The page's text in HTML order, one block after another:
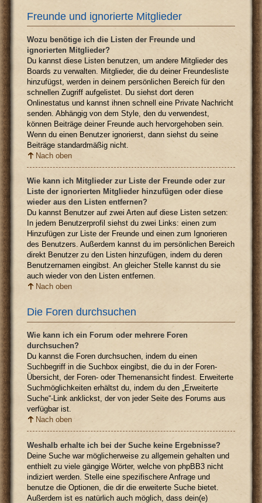
Freunde und ignorierte Mitglieder
Wozu benötige ich die Listen der Freunde und
ignorierten Mitglieder?
Du kannst diese Listen benutzen, um andere Mitglieder des
Boards zu verwalten. Mitglieder, die du deiner Freundesliste
hinzufügst, werden in deinem persönlichen Bereich für den
schnellen Zugriff aufgelistet. Du siehst dort deren
Onlinestatus und kannst ihnen schnell eine Private Nachricht
senden. Abhängig von dem Style, den du verwendest,
können Beiträge deiner Freunde auch hervorgehoben sein.
Wenn du einen Benutzer ignorierst, dann siehst du seine
Beiträge standardmäßig nicht.
Nach oben
Wie kann ich Mitglieder zur Liste der Freunde oder zur
Liste der ignorierten Mitglieder hinzufügen oder diese
wieder aus den Listen entfernen?
Du kannst Benutzer auf zwei Arten auf diese Listen setzen:
In jedem Benutzerprofil siehst du zwei Links: einen zum
Hinzufügen zur Liste der Freunde und einen zum Ignorieren
des Benutzers. Außerdem kannst du im persönlichen Bereich
direkt Benutzer zu den Listen hinzufügen, indem du deren
Benutzernamen eingibst. An gleicher Stelle kannst du sie
auch wieder von den Listen entfernen.
Nach oben
Die Foren durchsuchen
Wie kann ich ein Forum oder mehrere Foren
durchsuchen?
Du kannst die Foren durchsuchen, indem du einen
Suchbegriff in die Suchbox eingibst, die du in der Foren-
Übersicht, der Foren- oder Themenansicht findest. Erweiterte
Suchmöglichkeiten erhältst du, indem du den „Erweiterte
Suche“-Link anklickst, der von jeder Seite des Forums aus
verfügbar ist.
Nach oben
Weshalb erhalte ich bei der Suche keine Ergebnisse?
Deine Suche war möglicherweise zu allgemein gehalten und
enthielt zu viele gängige Wörter, welche von phpBB3 nicht
indiziert werden. Stelle eine spezifischere Anfrage und
benutze die Optionen, die dir die erweiterte Suche bietet.
Außerdem ist es natürlich auch möglich, dass dein(e)